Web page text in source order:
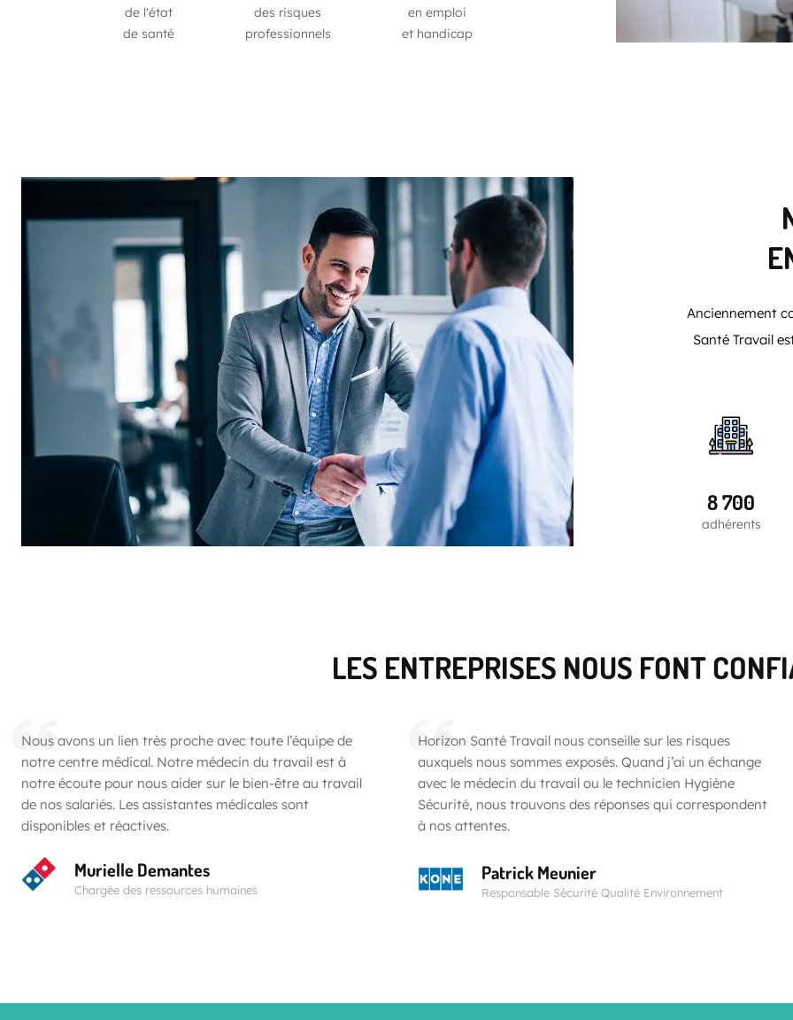
de l'état
de santé
des risques
professionnels
en emploi
et handicap
Anciennement
Santé Travail
8 700
adhérents
LES ENTREPRISES NOUS FONT
Nous avons un lien très proche avec toute l’équipe de
notre centre médical. Notre médecin du travail est à
notre écoute pour nous aider sur le bien-être au travail
de nos salariés. Les assistantes médicales sont
disponibles et réactives.
Murielle Demantes
Chargée des ressources humaines
Horizon Santé Travail nous conseille sur les risques
auxquels nous sommes exposés. Quand j’ai un échange
avec le médecin du travail ou le technicien Hygiène
Sécurité, nous trouvons des réponses qui correspondent
à nos attentes.
Patrick Meunier
Responsable Sécurité Qualité Environnement